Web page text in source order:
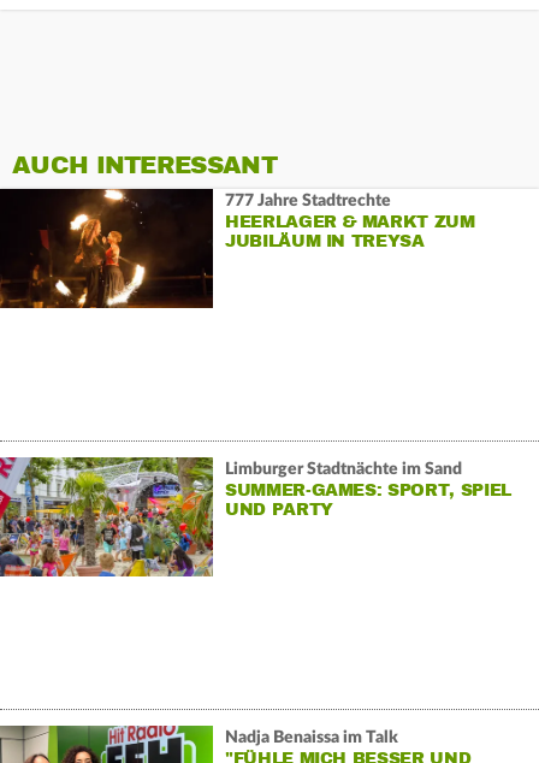
AUCH INTERESSANT
777 Jahre Stadtrechte
HEERLAGER & MARKT ZUM
JUBILÄUM IN TREYSA
Limburger Stadtnächte im Sand
SUMMER-GAMES: SPORT, SPIEL
UND PARTY
Nadja Benaissa im Talk